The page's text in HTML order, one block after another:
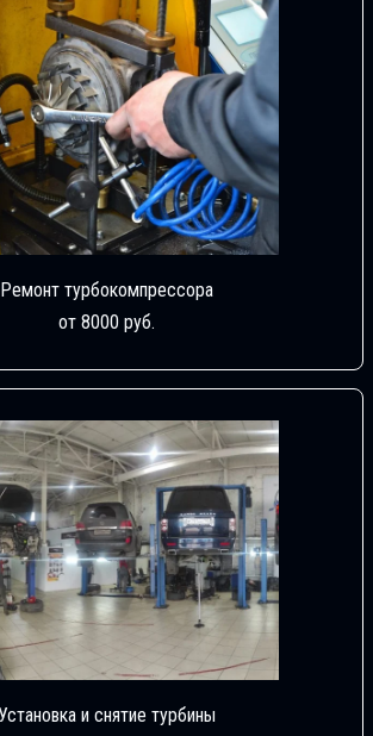
Ремонт турбокомпрессора
от 8000 руб.
Установка и снятие турбины